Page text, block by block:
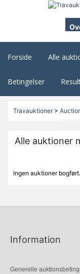
Forside Alle
Betingelser
Travauktioner>
Alle auktioner
Ingen auktioner bogført.
Information
Generelle